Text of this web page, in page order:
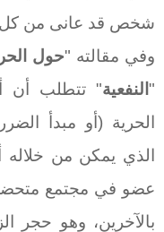
شخص قد عانى من كل
وفي مقالته "حول
" النفعية" تتطلب أن
الحرية (أو مبدأ
الذي يمكن من
عضو في مجتمع متحضر
بالآخرين، وهو حجر